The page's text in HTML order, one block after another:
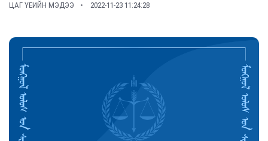
ЦАГ ҮЕИЙН МЭДЭЭ 2022-11-23 11:24:28